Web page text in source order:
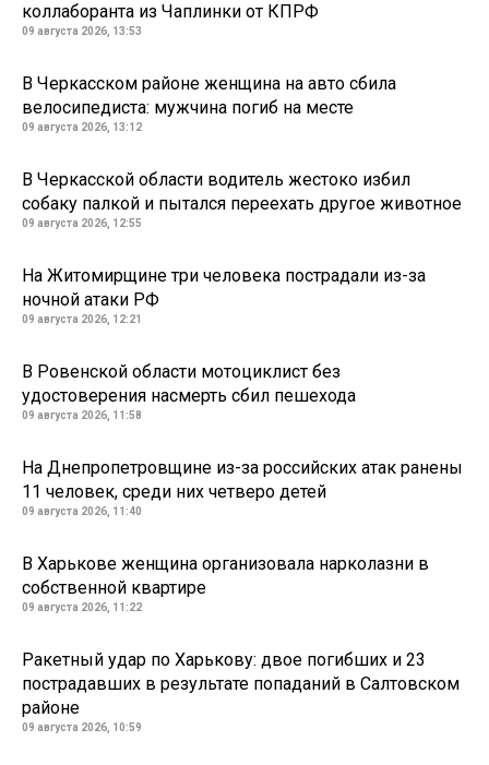
коллаборанта из Чаплинки от КПРФ
09 августа 2026, 13:53
В Черкасском районе женщина на авто сбила
велосипедиста: мужчина погиб на месте
09 августа 2026, 13:12
В Черкасской области водитель жестоко избил
собаку палкой и пытался переехать другое животное
09 августа 2026, 12:55
На Житомирщине три человека пострадали из-за
ночной атаки РФ
09 августа 2026, 12:21
В Ровенской области мотоциклист без
удостоверения насмерть сбил пешехода
09 августа 2026, 11:58
На Днепропетровщине из-за российских атак ранены
11 человек, среди них четверо детей
09 августа 2026, 11:40
В Харькове женщина организовала нарколазни в
собственной квартире
09 августа 2026, 11:22
Ракетный удар по Харькову: двое погибших и 23
пострадавших в результате попаданий в Салтовском
районе
09 августа 2026, 10:59